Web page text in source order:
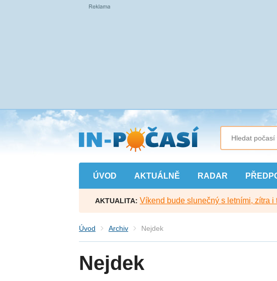
Přejít
na
hlavní
obsah
ÚVOD AKTUÁLNĚ RADAR
AKTUALITA: Víkend bude slunečný s letními, zítra i
Úvod Archiv Nejdek
Nejdek